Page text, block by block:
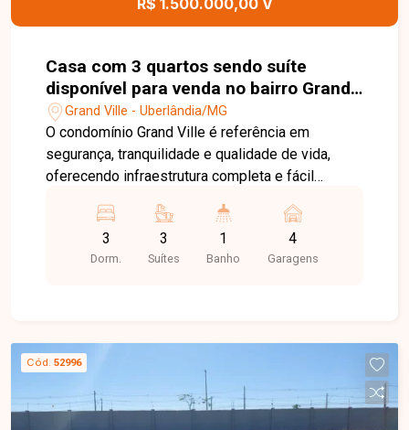
para morar em uma localização estratégica de
R$ 1.500.000,00 V
Casa com 3 quartos sendo suíte
disponível para venda no bairro Grand
Ville em Uberlândia-MG
Grand Ville - Uberlândia/MG
O condomínio Grand Ville é referência em
segurança, tranquilidade e qualidade de vida,
oferecendo infraestrutura completa e fácil
para quem busca morar com conforto,
exclusividade e em um ambiente planejado para
toda a família. Sala de TV, sala de jantar, 3 suítes,
cobertas. Residência com projeto
contemporâneo, ambientes amplos e integrados,
acabamentos de alto padrão, automação nos
interruptores de iluminação e sistema de
3
Dorm.
3
Suítes
1
Banho
4
Garagens
Cód. 52996